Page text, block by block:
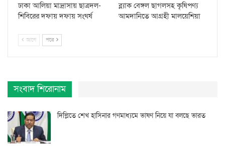
ঢাকা আলিয়া মাদ্রাসায় ছাত্রদল-
শিবিরের দফায় দফায় সংঘর্ষ
ব্ল্যাক বেঙ্গল ছাগলসহ কৃষিপণ্য
আমদানিতে আগ্রহী মালয়েশিয়া
আগে পরে
সংবাদ শিরোনাম
দিল্লিতে শেখ হাসিনার গণমাধ্যমে ভাষণ নিয়ে যা বলছে ভারত